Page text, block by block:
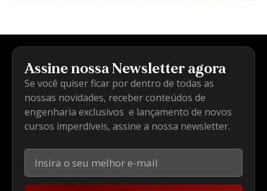
Assine nossa Newsletter agora
Se você quiser ficar por dentro de todas as
nossas novidades, receber conteúdos de
engenharia exclusivos e lançamento de novos
cursos imperdíveis, assine a nossa newsletter.